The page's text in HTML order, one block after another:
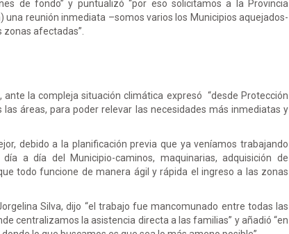
de fondo” y puntualizó “por eso solicitamos a la Provincia
una reunión inmediata –somos varios los Municipios aquejados-
afectadas”.
ante la compleja situación climática expresó “desde Protección
áreas, para poder relevar las necesidades más inmediatas y
debido a la planificación previa que ya veníamos trabajando
a día del Municipio-caminos, maquinarias, adquisición de
todo funcione de manera ágil y rápida el ingreso a las zonas
Silva, dijo “el trabajo fue mancomunado entre todas las
centralizamos la asistencia directa a las familias” y añadió “en